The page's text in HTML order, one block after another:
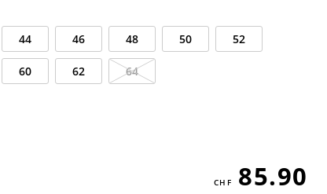
44 46 48 50 52
60 62 64
85.90